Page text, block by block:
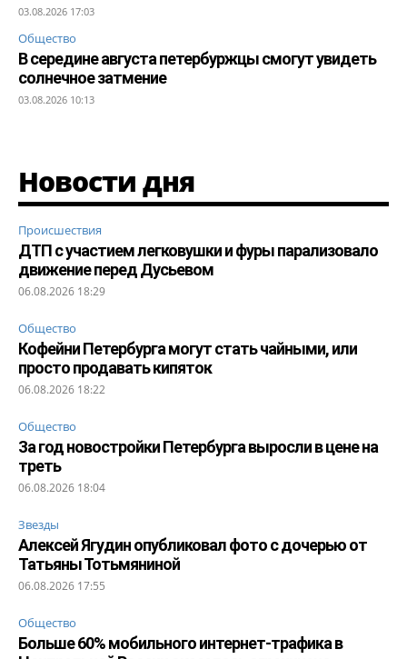
03.08.2026 17:03
Общество
В середине августа петербуржцы смогут увидеть
солнечное затмение
03.08.2026 10:13
Новости дня
Происшествия
ДТП с участием легковушки и фуры парализовало
движение перед Дусьевом
06.08.2026 18:29
Общество
Кофейни Петербурга могут стать чайными, или
просто продавать кипяток
06.08.2026 18:22
Общество
За год новостройки Петербурга выросли в цене на
треть
06.08.2026 18:04
Звезды
Алексей Ягудин опубликовал фото с дочерью от
Татьяны Тотьмяниной
06.08.2026 17:55
Общество
Больше 60% мобильного интернет-трафика в